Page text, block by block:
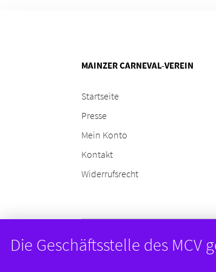
MAINZER CARNEVAL-VEREIN
Startseite
Presse
Mein Konto
Kontakt
Widerrufsrecht
© 2024Mainzer Carneval-Verein.
Die Geschäftsstelle des